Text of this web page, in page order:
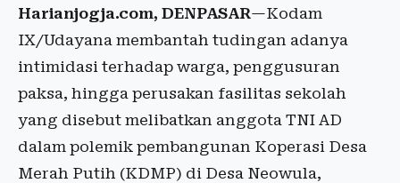
Harianjogja.com, DENPASAR—Kodam
IX/Udayana membantah tudingan adanya
intimidasi terhadap warga, penggusuran
paksa, hingga perusakan fasilitas sekolah
yang disebut melibatkan anggota TNI AD
dalam polemik pembangunan Koperasi Desa
Merah Putih (KDMP) di Desa Neowula,